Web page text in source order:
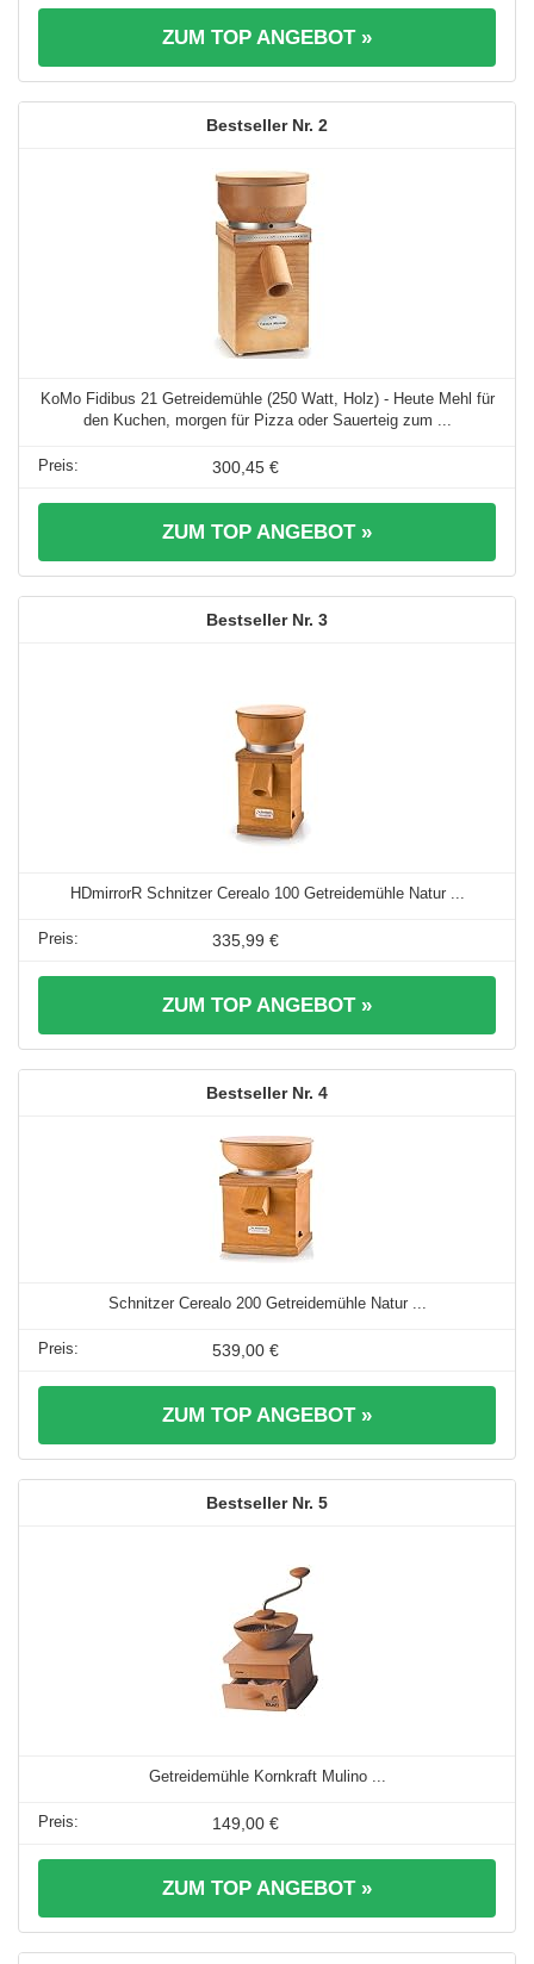
ZUM TOP ANGEBOT »
2
KoMo Fidibus 21 Getreidemühle (250 Watt, Holz) - Heute Mehl für
den Kuchen, morgen für Pizza oder Sauerteig zum ...
300,45 €
ZUM TOP ANGEBOT »
3
HDmirrorR Schnitzer Cerealo 100 Getreidemühle Natur ...
335,99 €
ZUM TOP ANGEBOT »
4
Schnitzer Cerealo 200 Getreidemühle Natur ...
539,00 €
ZUM TOP ANGEBOT »
5
Getreidemühle Kornkraft Mulino ...
149,00 €
ZUM TOP ANGEBOT »